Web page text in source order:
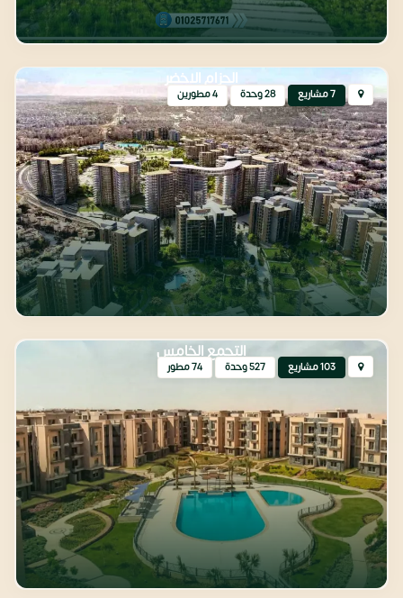
7 مشاريع 28 وحدة 4 مطورين
الحزام الاخضر
103 مشاريع 527 وحدة 74 مطور
التجمع الخامس